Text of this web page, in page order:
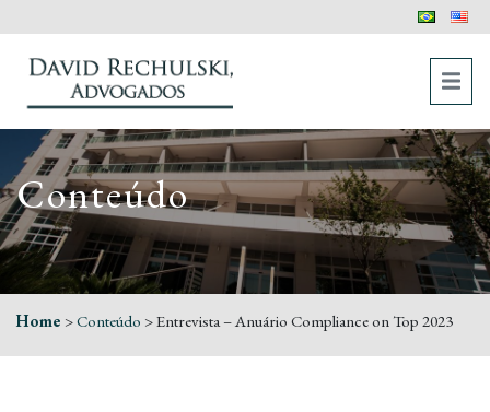
Conteúdo
Home >Conteúdo >Entrevista – Anuário Compliance on Top 2023